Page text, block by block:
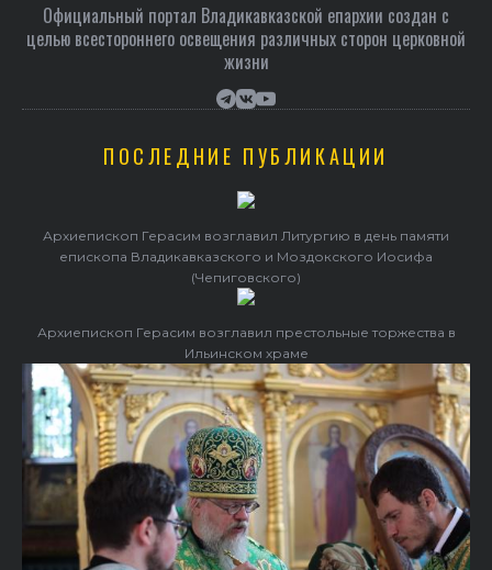
Официальный портал Владикавказской епархии создан c
целью всестороннего освещения различных сторон церковной
жизни
ПОСЛЕДНИЕ ПУБЛИКАЦИИ
Архиепископ Герасим возглавил Литургию в день памяти
епископа Владикавказского и Моздокского Иосифа
(Чепиговского)
Архиепископ Герасим возглавил престольные торжества в
Ильинском храме